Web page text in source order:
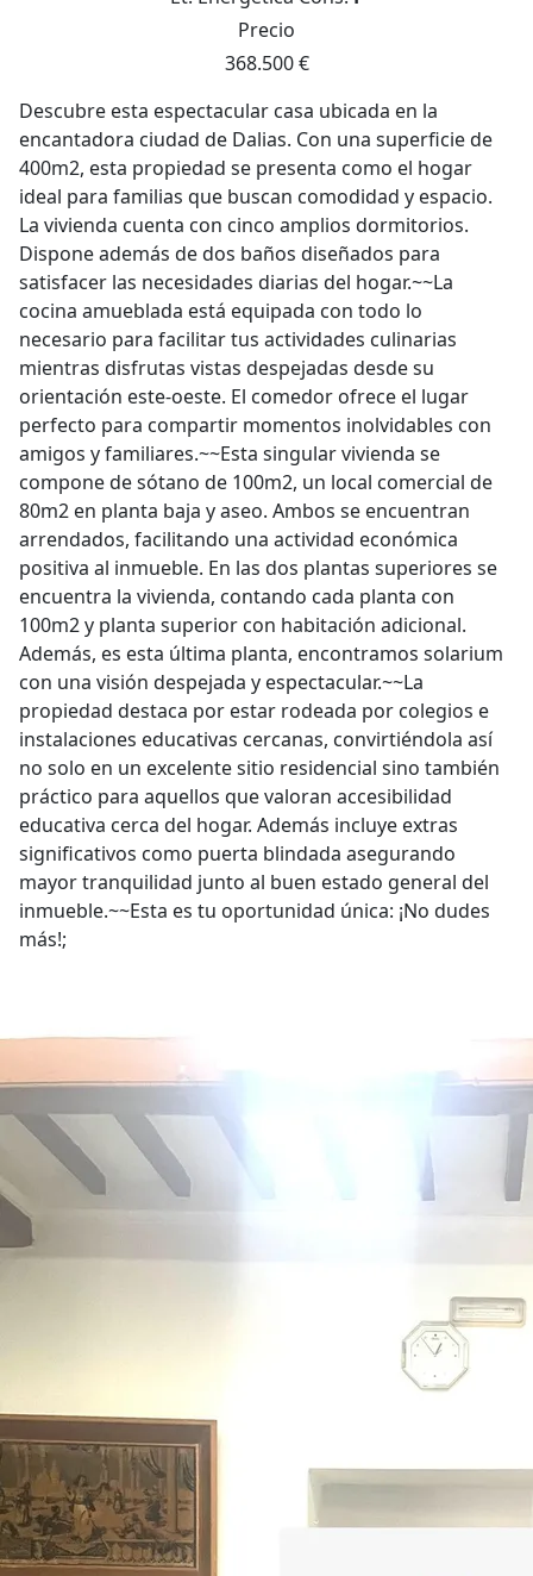
Precio
368.500 €
Descubre esta espectacular casa ubicada en la
encantadora ciudad de Dalias. Con una superficie de
400m2, esta propiedad se presenta como el hogar
ideal para familias que buscan comodidad y espacio.
La vivienda cuenta con cinco amplios dormitorios.
Dispone además de dos baños diseñados para
satisfacer las necesidades diarias del hogar.~~La
cocina amueblada está equipada con todo lo
necesario para facilitar tus actividades culinarias
mientras disfrutas vistas despejadas desde su
orientación este-oeste. El comedor ofrece el lugar
perfecto para compartir momentos inolvidables con
amigos y familiares.~~Esta singular vivienda se
compone de sótano de 100m2, un local comercial de
80m2 en planta baja y aseo. Ambos se encuentran
arrendados, facilitando una actividad económica
positiva al inmueble. En las dos plantas superiores se
encuentra la vivienda, contando cada planta con
100m2 y planta superior con habitación adicional.
Además, es esta última planta, encontramos solarium
con una visión despejada y espectacular.~~La
propiedad destaca por estar rodeada por colegios e
instalaciones educativas cercanas, convirtiéndola así
no solo en un excelente sitio residencial sino también
práctico para aquellos que valoran accesibilidad
educativa cerca del hogar. Además incluye extras
significativos como puerta blindada asegurando
mayor tranquilidad junto al buen estado general del
inmueble.~~Esta es tu oportunidad única: ¡No dudes
más!;